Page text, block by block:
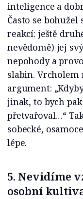
inteligence a
Často se bohužel
reakcí: ještě
nevědomě) jej
nepohody a
slabin. Vrcholem
argument:
jinak, to bych
přetvařoval…“
sobecké,
lépe.
5. Nevidíme
osobní